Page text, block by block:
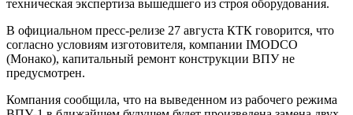
техническая экспертиза вышедшего из строя оборудования.
В официальном пресс-релизе 27 августа КТК говорится, что
согласно условиям изготовителя, компании IMODCO
(Монако), капитальный ремонт конструкции ВПУ не
предусмотрен.
Компания сообщила, что на выведенном из рабочего режима